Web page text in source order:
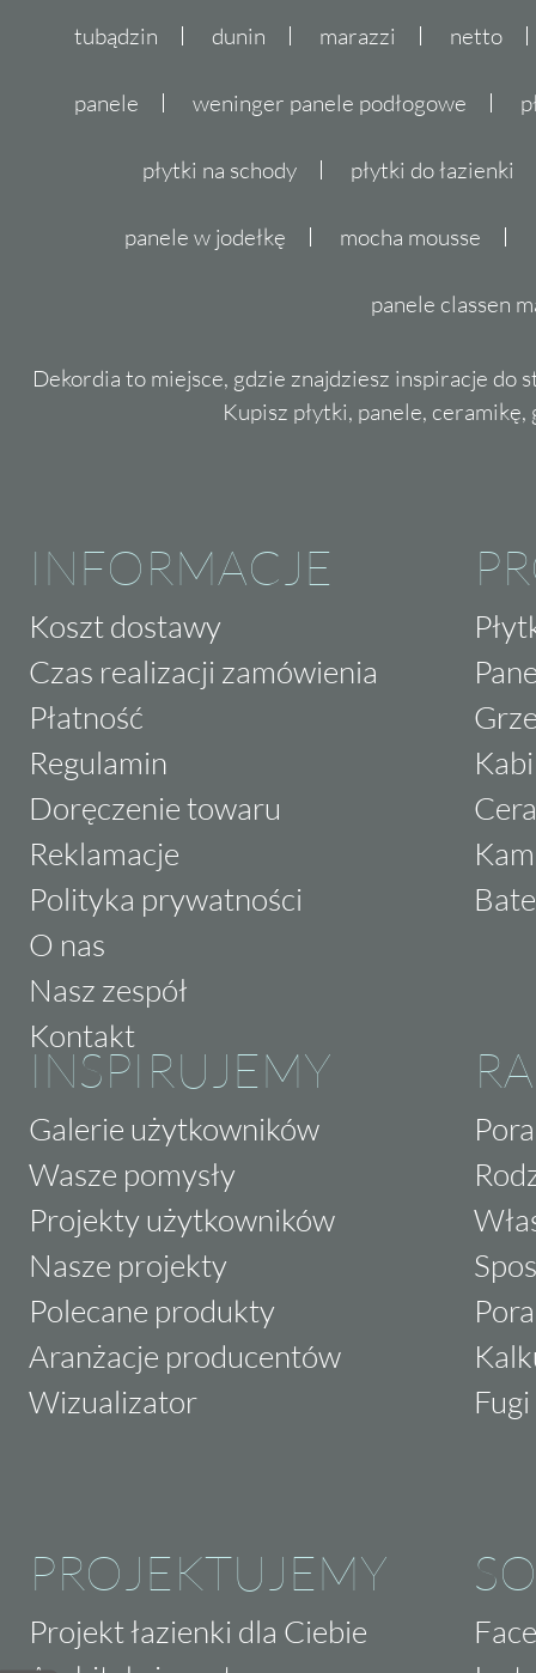
tubądzin dunin marazzi netto
panele weninger panele podłogowe
płytki na schody płytki do łazienki
panele w jodełkę mocha mousse
panele classen
Dekordia to miejsce, gdzie znajdziesz inspiracje do
Kupisz płytki, panele,
INFORMACJE
Koszt dostawy
Czas realizacji zamówienia
Płatność
Regulamin
Doręczenie towaru
Reklamacje
Polityka prywatności
O nas
Nasz zespół
Kontakt
INSPIRUJEMY
Galerie użytkowników
Wasze pomysły
Projekty użytkowników
Nasze projekty
Polecane produkty
Aranżacje producentów
Wizualizator
PROJEKTUJEMY
Projekt łazienki dla Ciebie